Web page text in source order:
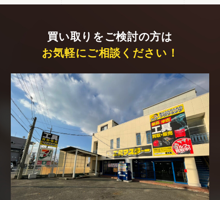
買い取りをご検討の方は
お気軽にご相談ください！